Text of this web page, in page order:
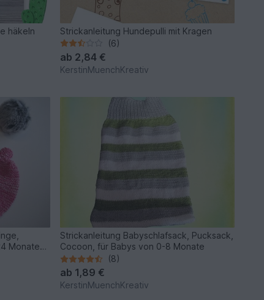
häkeln
Strickanleitung Hundepulli mit Kragen
(6)
ab 2,84 €
KerstinMuenchKreativ
Monate-
Strickanleitung Babyschlafsack, Pucksack,
Cocoon, für Babys von 0-8 Monate
(8)
ab 1,89 €
KerstinMuenchKreativ